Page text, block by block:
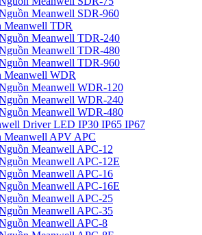
Meanwell SDR-960
Meanwell TDR
Meanwell TDR-240
Meanwell TDR-480
Meanwell TDR-960
Meanwell WDR
Meanwell WDR-120
Meanwell WDR-240
Meanwell WDR-480
Driver LED IP30 IP65 IP67
Meanwell APV APC
Meanwell APC-12
Meanwell APC-12E
Meanwell APC-16
Meanwell APC-16E
Meanwell APC-25
Meanwell APC-35
Meanwell APC-8